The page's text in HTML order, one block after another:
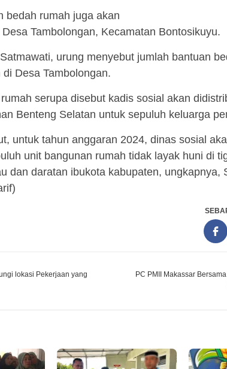
bedah rumah juga akan
Tambolongan, Kecamatan Bontosikuyu.
urung menyebut jumlah bantuan
Desa Tambolongan.
serupa disebut kadis sosial akan
Benteng Selatan untuk sepuluh keluarga
untuk tahun anggaran 2024, dinas sosial
unit bangunan rumah tidak layak huni di
dan daratan ibukota kabupaten, ungkapnya,
lokasi Pekerjaan yang
PC PMII Makassar